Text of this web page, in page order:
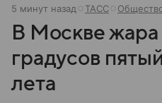
5 минут назад ТАСС
В Москве жара
градусов
лета